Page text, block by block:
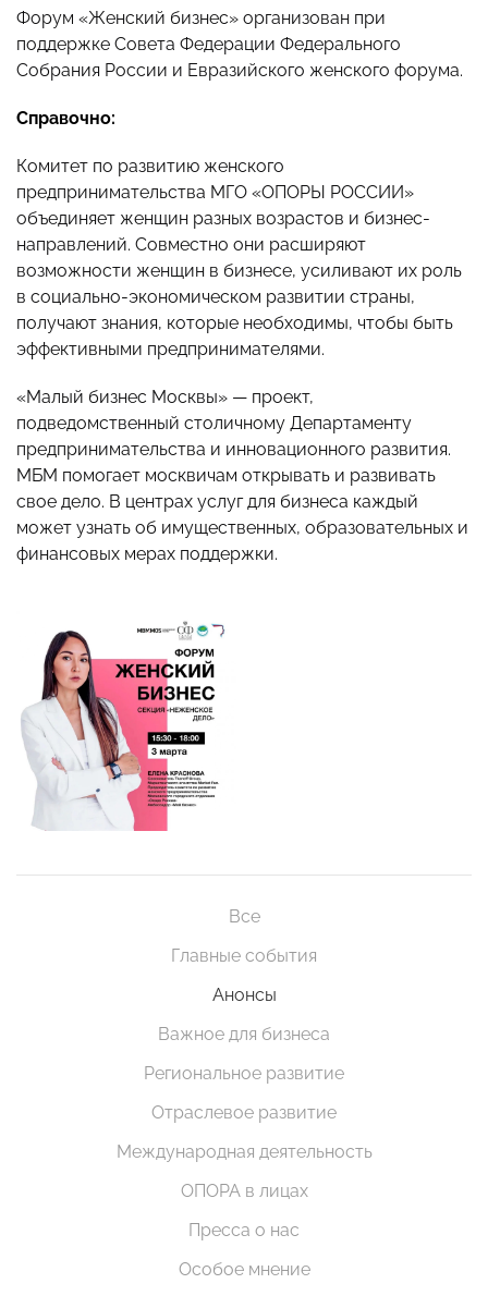
Форум «Женский бизнес» организован при
поддержке Совета Федерации Федерального
Собрания России и Евразийского женского форума.
Справочно:
Комитет по развитию женского
предпринимательства МГО «ОПОРЫ РОССИИ»
объединяет женщин разных возрастов и бизнес-
направлений. Совместно они расширяют
возможности женщин в бизнесе, усиливают их роль
в социально-экономическом развитии страны,
получают знания, которые необходимы, чтобы быть
эффективными предпринимателями.
«Малый бизнес Москвы» — проект,
подведомственный столичному Департаменту
предпринимательства и инновационного развития.
МБМ помогает москвичам открывать и развивать
свое дело. В центрах услуг для бизнеса каждый
может узнать об имущественных, образовательных и
финансовых мерах поддержки.
Все
Главные события
Анонсы
Важное для бизнеса
Региональное развитие
Отраслевое развитие
Международная деятельность
ОПОРА в лицах
Пресса о нас
Особое мнение